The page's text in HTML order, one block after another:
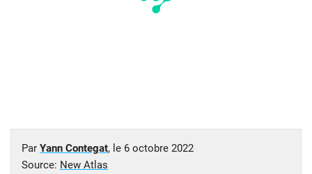
Par Yann Contegat, le 6 octobre 2022
Source: New Atlas